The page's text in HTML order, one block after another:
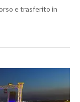
e trasferito in